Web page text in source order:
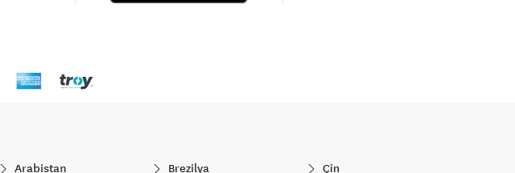
Arabistan Brezilya Çin